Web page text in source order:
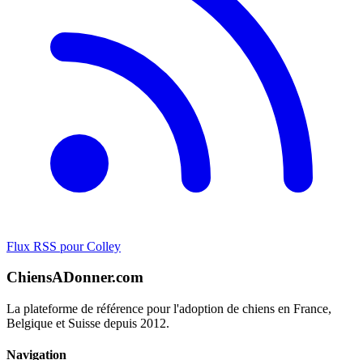
Flux RSS pour Colley
ChiensADonner.com
La plateforme de référence pour l'adoption de chiens en France,
Belgique et Suisse depuis 2012.
Navigation